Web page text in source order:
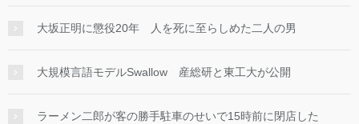
大坂正明に懲役20年 人を死に至らしめた二人の男
大規模言語モデルSwallow 産総研と東工大が公開
ラーメン二郎が客の勝手駐車のせいで15時前に閉店した